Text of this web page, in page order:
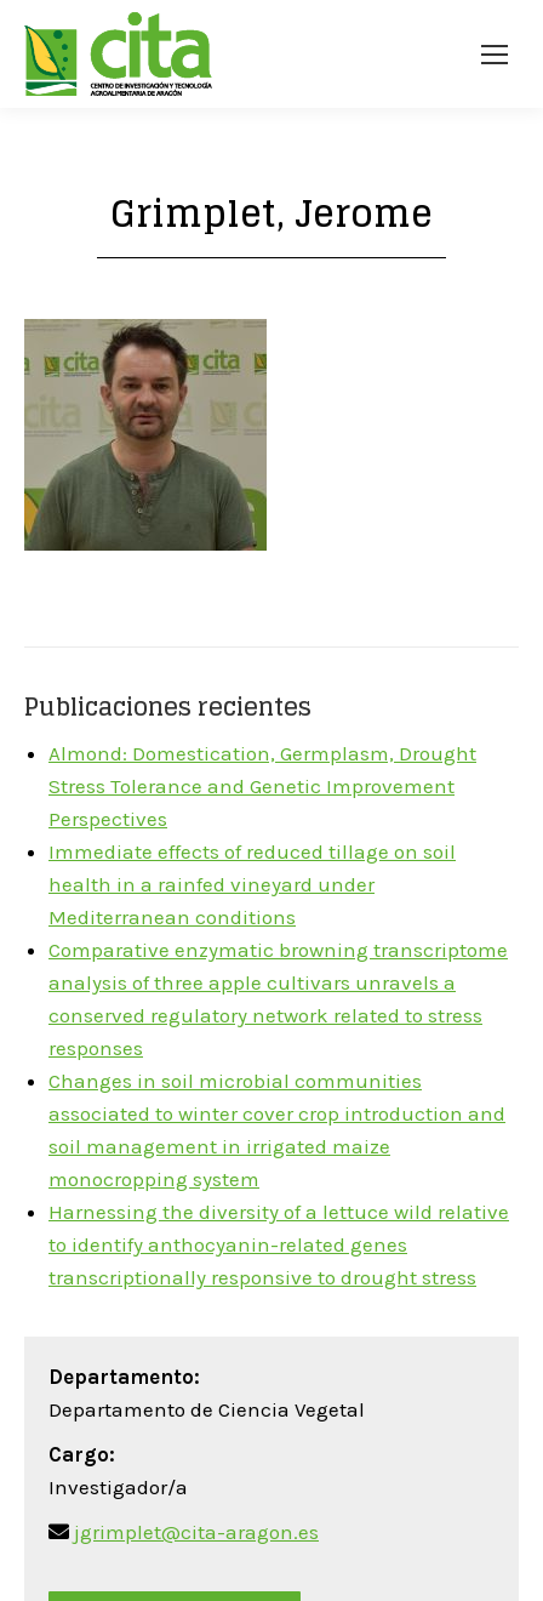
Grimplet, Jerome
Publicaciones recientes
Almond: Domestication, Germplasm, Drought
Stress Tolerance and Genetic Improvement
Perspectives
Immediate effects of reduced tillage on soil
health in a rainfed vineyard under
Mediterranean conditions
Comparative enzymatic browning transcriptome
analysis of three apple cultivars unravels a
conserved regulatory network related to stress
responses
Changes in soil microbial communities
associated to winter cover crop introduction and
soil management in irrigated maize
monocropping system
Harnessing the diversity of a lettuce wild relative
to identify anthocyanin-related genes
transcriptionally responsive to drought stress
Departamento:
Departamento de Ciencia Vegetal
Cargo:
Investigador/a
jgrimplet@cita-aragon.es